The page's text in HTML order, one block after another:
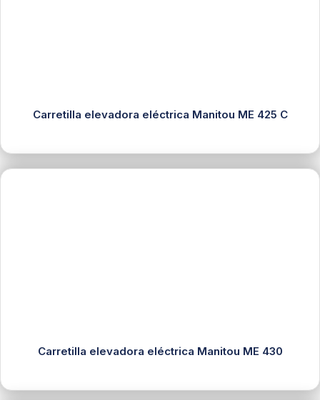
Carretilla elevadora eléctrica Manitou ME 425 C
Carretilla elevadora eléctrica Manitou ME 430